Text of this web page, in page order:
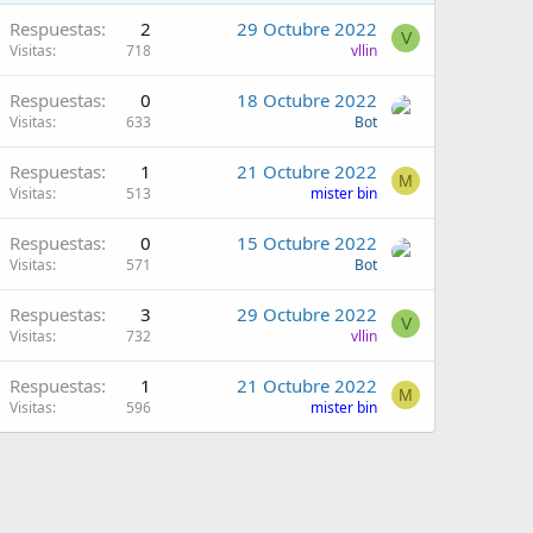
Respuestas 2
Visitas 718
29 Octubre 2022
vllin
V
Respuestas 0
Visitas 633
18 Octubre 2022
Bot
Respuestas 1
Visitas 513
21 Octubre 2022
mister bin
M
Respuestas 0
Visitas 571
15 Octubre 2022
Bot
Respuestas 3
Visitas 732
29 Octubre 2022
vllin
V
Respuestas 1
Visitas 596
21 Octubre 2022
mister bin
M